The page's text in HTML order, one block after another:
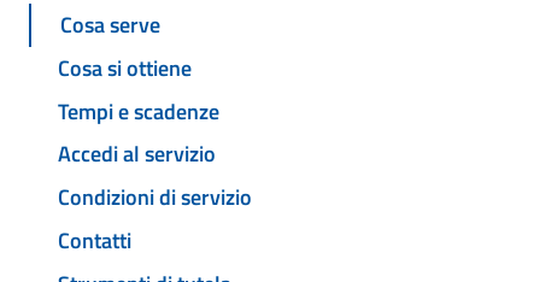
Cosa serve
Cosa si ottiene
Tempi e scadenze
Accedi al servizio
Condizioni di servizio
Contatti